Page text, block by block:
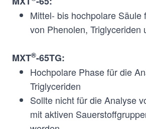
MXT®-50
Methyl-
MXT®-65
(65%/
MXT ®-65TG Diphenyl-
Mittel- bis hochpolare Säule
von Phenolen, Triglyceriden
MXT®-65TG:
Hochpolare Phase für die
Triglyceriden
Sollte nicht für die Analyse
mit aktiven